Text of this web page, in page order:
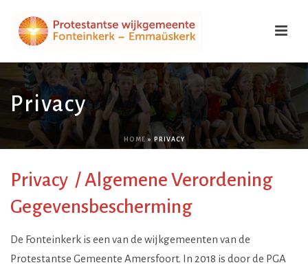
Privacy
HOME»PRIVACY
Privacy / Algemene Verordening
Gegevensbescherming
De Fonteinkerk is een van de wijkgemeenten van de
Protestantse Gemeente Amersfoort. In 2018 is door de PGA